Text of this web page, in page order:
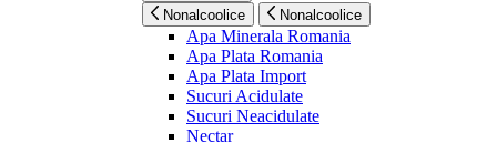
Nonalcoolice Nonalcoolice
Apa Minerala Romania
Apa Plata Romania
Apa Plata Import
Sucuri Acidulate
Sucuri Neacidulate
Nectar